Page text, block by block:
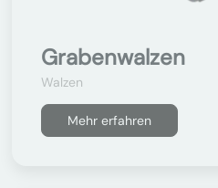
Grabenwalzen
Walzen
Mehr erfahren